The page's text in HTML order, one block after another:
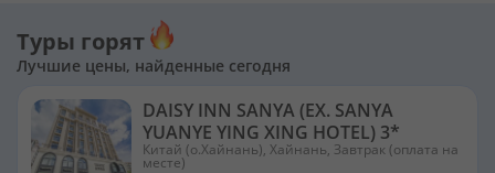
Туры горят
Лучшие цены, найденные сегодня
DAISY INN SANYA (EX. SANYA
YUANYE YING XING HOTEL) 3*
Китай (о.Хайнань), Хайнань, Завтрак (оплата на
месте)